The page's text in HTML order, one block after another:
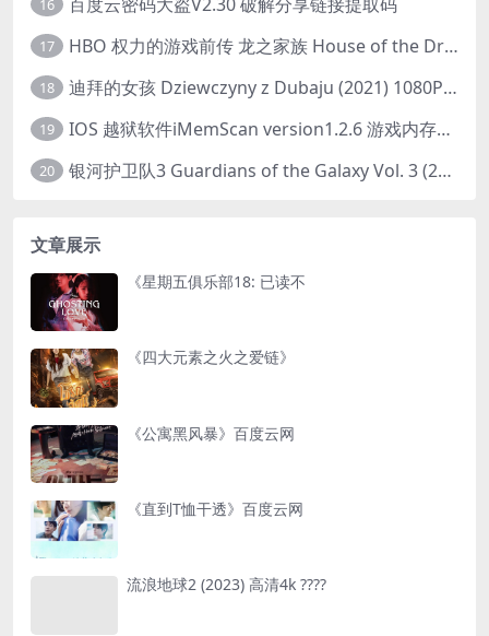
16
17 HBO 权力的游戏前传 龙之家族 House of the Dragon (2022) 中字 1080P 更新4集
18 迪拜的女孩 Dziewczyny z Dubaju (2021) 1080P 中字
19 IOS 越狱软件iMemScan version1.2.6 游戏内存修改器
20 银河护卫队3 Guardians of the Galaxy Vol. 3 (2023)4K高清资源1080p只分享精品
文章展示
《星期五俱乐部18: 已读不
《四大元素之火之爱链》
《公寓黑风暴》百度云网
《直到T恤干透》百度云网
流浪地球2 (2023) 高清4k ????